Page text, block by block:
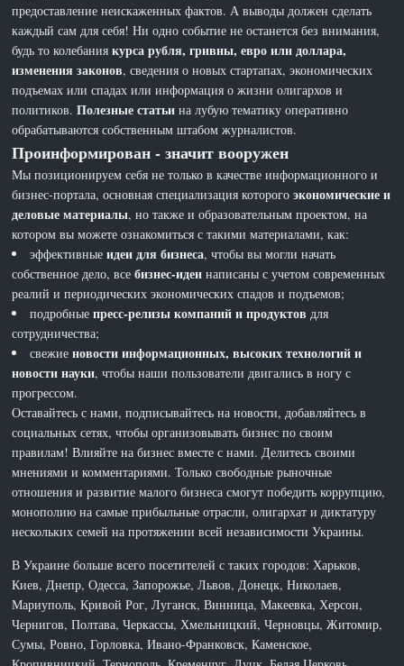
предоставление неискаженных фактов. А выводы должен сделать
каждый сам для себя! Ни одно событие не останется без внимания,
будь то колебаниякурса рубля, гривны, евро или доллара,
изменения законов, сведения о новых стартапах, экономических
подъемах или спадах или информация о жизни олигархов и
политиков.Полезные статьи на лубую тематику оперативно
обрабатываются собственным штабом журналистов.
Проинформирован - значит вооружен
Мы позиционируем себя не только в качестве информационного и
бизнес-портала, основная специализация которогоэкономические и
деловые материалы, но также и образовательным проектом, на
котором вы можете ознакомиться с такими материалами, как:
эффективныеидеи для бизнеса, чтобы вы могли начать
собственное дело, всебизнес-идеи написаны с учетом современных
реалий и периодических экономических спадов и подъемов;
подробныепресс-релизы компаний и продуктов для
сотрудничества;
свежиеновости информационных, высоких технологий и
новости науки, чтобы наши пользователи двигались в ногу с
прогрессом.
Оставайтесь с нами, подписывайтесь на новости, добавляйтесь в
социальных сетях, чтобы организовывать бизнес по своим
правилам! Влияйте на бизнес вместе с нами. Делитесь своими
мнениями и комментариями. Только свободные рыночные
отношения и развитие малого бизнеса смогут победить коррупцию,
монополию на самые прибыльные отрасли, олигархат и диктатуру
нескольких семей на протяжении всей независимости Украины.
В Украине больше всего посетителей с таких городов: Харьков,
Киев, Днепр, Одесса, Запорожье, Львов, Донецк, Николаев,
Мариуполь, Кривой Рог, Луганск, Винница, Макеевка, Херсон,
Чернигов, Полтава, Черкассы, Хмельницкий, Черновцы, Житомир,
Сумы, Ровно, Горловка, Ивано-Франковск, Каменское,